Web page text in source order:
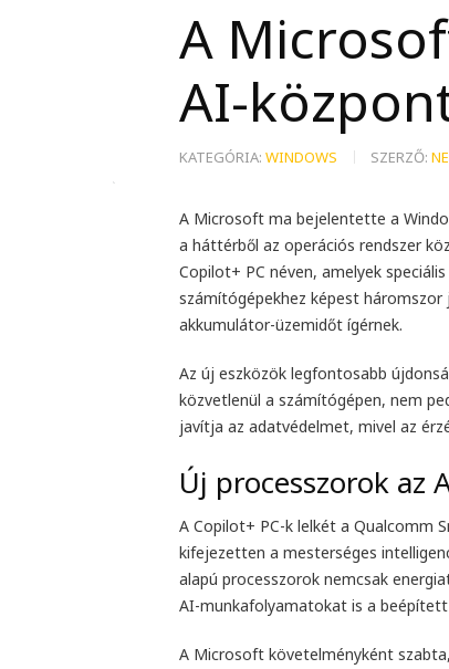
A
AI-
KATEGÓRIA: WINDOWS SZERZŐ:
A Microsoft ma bejelentette a
a háttérből az operációs rendszer
Copilot+ PC néven, amelyek
számítógépekhez képest
akkumulátor-üzemidőt ígérnek.
Az új eszközök legfontosabb
közvetlenül a számítógépen, nem
javítja az adatvédelmet, mivel az
Új processzorok az
A Copilot+ PC-k lelkét a Qualcomm
kifejezetten a mesterséges
alapú processzorok nemcsak
AI-munkafolyamatokat is a
A Microsoft követelményként